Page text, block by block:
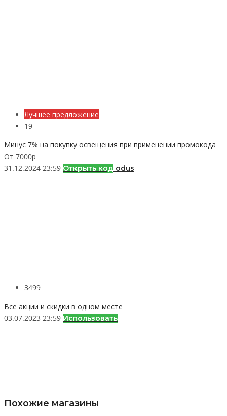
Лучшее предложение
19
Минус 7% на покупку освещения при применении промокода
От 7000р
31.12.2024 23:59 Открыть код odus
3499
Все акции и скидки в одном месте
03.07.2023 23:59 Использовать
Похожие магазины